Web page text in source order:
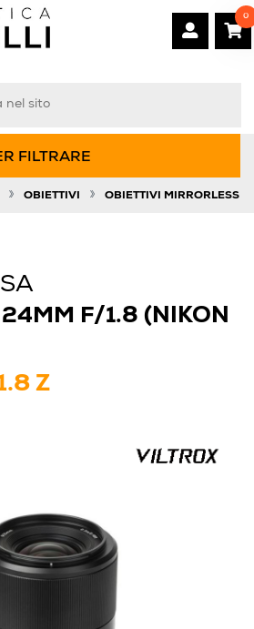
0
FILTRARE
» OBIETTIVI » OBIETTIVI MIRRORLESS
24MM F/1.8 (NIKON
Z